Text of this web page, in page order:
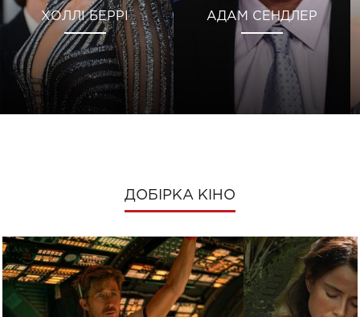
ХОЛЛІ БЕРРІ АДАМ СЕНДЛЕР
ДОБІРКА КІНО